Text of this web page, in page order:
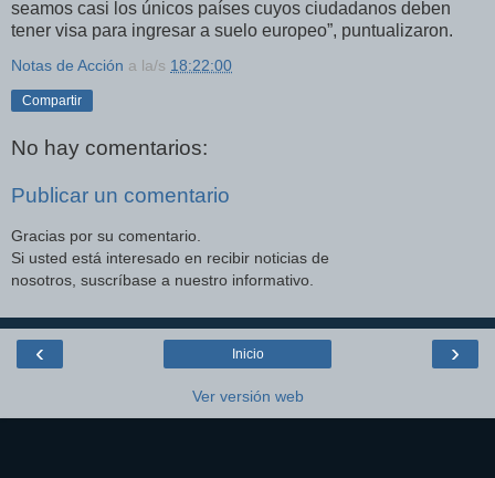
seamos casi los únicos países cuyos ciudadanos deben
tener visa para ingresar a suelo europeo”, puntualizaron.
Notas de Acción a la/s 18:22:00
Compartir
No hay comentarios:
Publicar un comentario
Gracias por su comentario.
Si usted está interesado en recibir noticias de
nosotros, suscríbase a nuestro informativo.
‹ ›
Inicio
Ver versión web